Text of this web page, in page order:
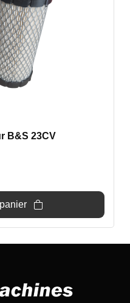
B&S 23CV